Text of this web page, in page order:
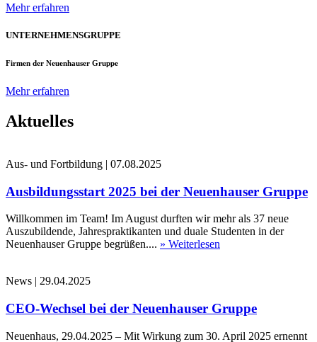
Mehr erfahren
UNTERNEHMENSGRUPPE
Firmen der Neuenhauser Gruppe
Mehr erfahren
Aktuelles
Aus- und Fortbildung | 07.08.2025
Ausbildungsstart 2025 bei der Neuenhauser Gruppe
Willkommen im Team! Im August durften wir mehr als 37 neue
Auszubildende, Jahrespraktikanten und duale Studenten in der
Neuenhauser Gruppe begrüßen.... » Weiterlesen
News | 29.04.2025
CEO-Wechsel bei der Neuenhauser Gruppe
Neuenhaus, 29.04.2025 – Mit Wirkung zum 30. April 2025 ernennt